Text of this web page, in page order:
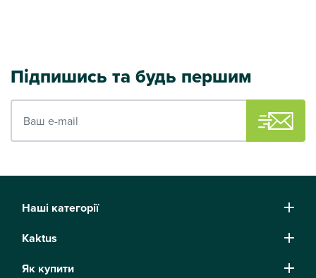
Підпишись та будь першим
Наші категорії
Kaktus
Як купити